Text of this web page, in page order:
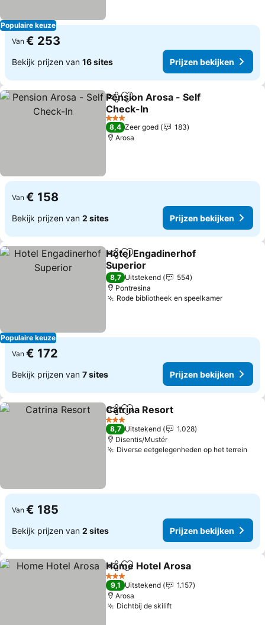
Populaire keuze
Van € 253
Bekijk prijzen van 16 sites Prijzen bekijken
DelenToevoegen aan favorieten
Pension Arosa - Self
Check-In
Prijzen bekijken
3 Sterren
8,4 Zeer goed
183
Arosa
Van € 158
Bekijk prijzen van 2 sites Prijzen bekijken
Populaire keuze
DelenToevoegen aan favorieten
Hotel Engadinerhof
Superior
Prijzen bekijken
8,7 Uitstekend
554
Pontresina
Rode bibliotheek en speelkamerPrijzen
Van € 172
Bekijk prijzen van 7 sites Prijzen bekijken
DelenToevoegen aan favorieten
Catrina Resort
3 Sterren
8,7 Uitstekend
1.028
Disentis/Mustér
Diverse eetgelegenheden op het terrein
Van € 185
Bekijk prijzen van 2 sites Prijzen bekijken
DelenToevoegen aan favorieten
Home Hotel Arosa
3 Sterren
9,1 Uitstekend
1.157
Arosa
Dichtbij de skiliftPrijzen bekijken